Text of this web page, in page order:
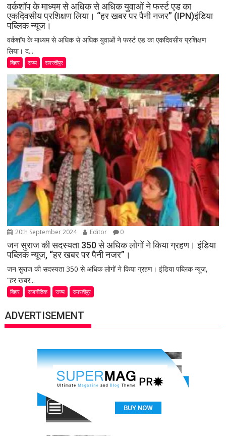
वर्कशॉप के माध्यम से अधिक से अधिक युवाओं ने फर्स्ट एड का
एकदिवसीय प्रशिक्षण लिया। “हर खबर पर पैनी नजर” (IPN)इंडिया
पब्लिक न्यूज।
वर्कशॉप के माध्यम से अधिक से अधिक युवाओं ने फर्स्ट एड का एकदिवसीय प्रशिक्षण
लिया। द...
बिहार राज्य समस्तीपुर
20th September 2024 Editor 0
जन सुराज की सदस्यता 350 से अधिक लोगों ने किया ग्रहण। इंडिया
पब्लिक न्यूज, “हर खबर पर पैनी नजर”।
जन सुराज की सदस्यता 350 से अधिक लोगों ने किया ग्रहण। इंडिया पब्लिक न्यूज,
“हर खबर...
बिहार राजनीतिक राज्य समस्तीपुर
ADVERTISEMENT